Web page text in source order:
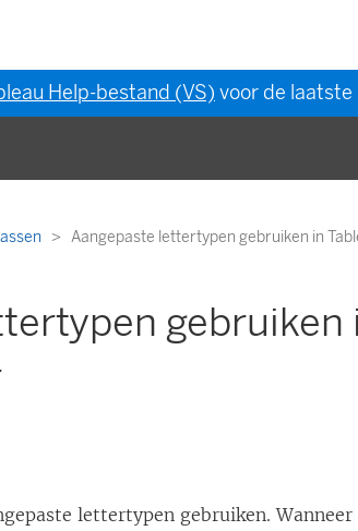
Help-bestand (VS) voor de
Aangepaste lettertypen gebruiken in
gebruiken
lettertypen gebruiken.